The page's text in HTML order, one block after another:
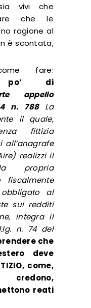
vivi che
che le
ragione al
è scontata,
fare:
po’ di
appello
n. 788 La
il quale,
fittizia
all’anagrafe
realizzi il
propria
fiscalmente
al
sui redditi
integra il
n. 74 del
che
deve
come,
reati